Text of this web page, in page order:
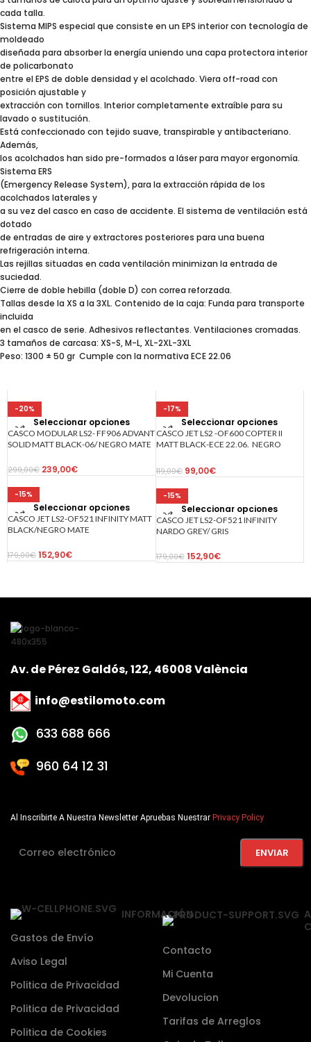
cada talla.
Sistema MIPS especial que consiste en un EPS interior con tecnología de
moldeado
diseñada para absorber la energía uniendo una capa protectora interior
de policarbonato
entre el EPS de doble densidad y el acolchado. Viera off-road con
posición ajustable y
extracción con tornillos. Interior completamente extraíble para su
lavado o sustitución.
Está confeccionado con tejido suave, transpirable y antibacteriano.
Además,
los acolchados han sido pre-formados a láser para mayor ergonomía.
Sistema ERS
(Emergency Release System), para la extracción rápida de los
acolchados laterales y
a su vez del casco en caso de accidente. El sistema de ventilación está
dotado
de entradas de aire y extractores posteriores para una buena
refrigeración interna.
Las rejillas situadas en cada ventilación minimizan la entrada de
suciedad.
Cierre de doble hebilla (doble D) con correa reforzada.
Tallas desde la XS a la 3XL. Contenido de la caja: Funda para transporte
incluida
en el casco de serie. Adhesivos reflectantes. Ventilaciones cromadas.
3 tamaños de carcasa: XS-S, M-L, XL-2XL-3XL
Peso: 1300 ± 50 gr Cumple con la normativa ECE 22.06
-20%
Seleccionar opciones
CASCO MODULAR LS2- FF906 ADVANT
SOLID MATT BLACK-06/ NEGRO MATE
299,00€ 239,00€
-17%
Seleccionar opciones
CASCO JET LS2 -OF600 COPTER II
MATT BLACK-ECE 22.06. NEGRO
119,00€ 99,00€
-15%
Seleccionar opciones
CASCO JET LS2-OF521 INFINITY MATT
BLACK/NEGRO MATE
179,00€ 152,90€
-15%
Seleccionar opciones
CASCO JET LS2-OF521 INFINITY
NARDO GREY/ GRIS
179,00€ 152,90€
Contacto
Mi Cuenta
Devolucion
Tarifas de Arreglos
INFORMACIÓN
Gastos de Envío
Aviso Legal
Politica de Privacidad
Politica de Privacidad
Politica de Cookies
Al Inscribirte A Nuestra Newsletter Apruebas Nuestrar Privacy Policy
Av. de Pérez Galdós, 122, 46008 València
info@estilomoto.com
633 688 666
960 64 12 31